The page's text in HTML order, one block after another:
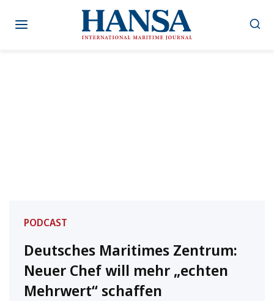
Inhalt
PODCAST
Deutsches Maritimes Zentrum:
Neuer Chef will mehr „echten
Mehrwert“ schaffen